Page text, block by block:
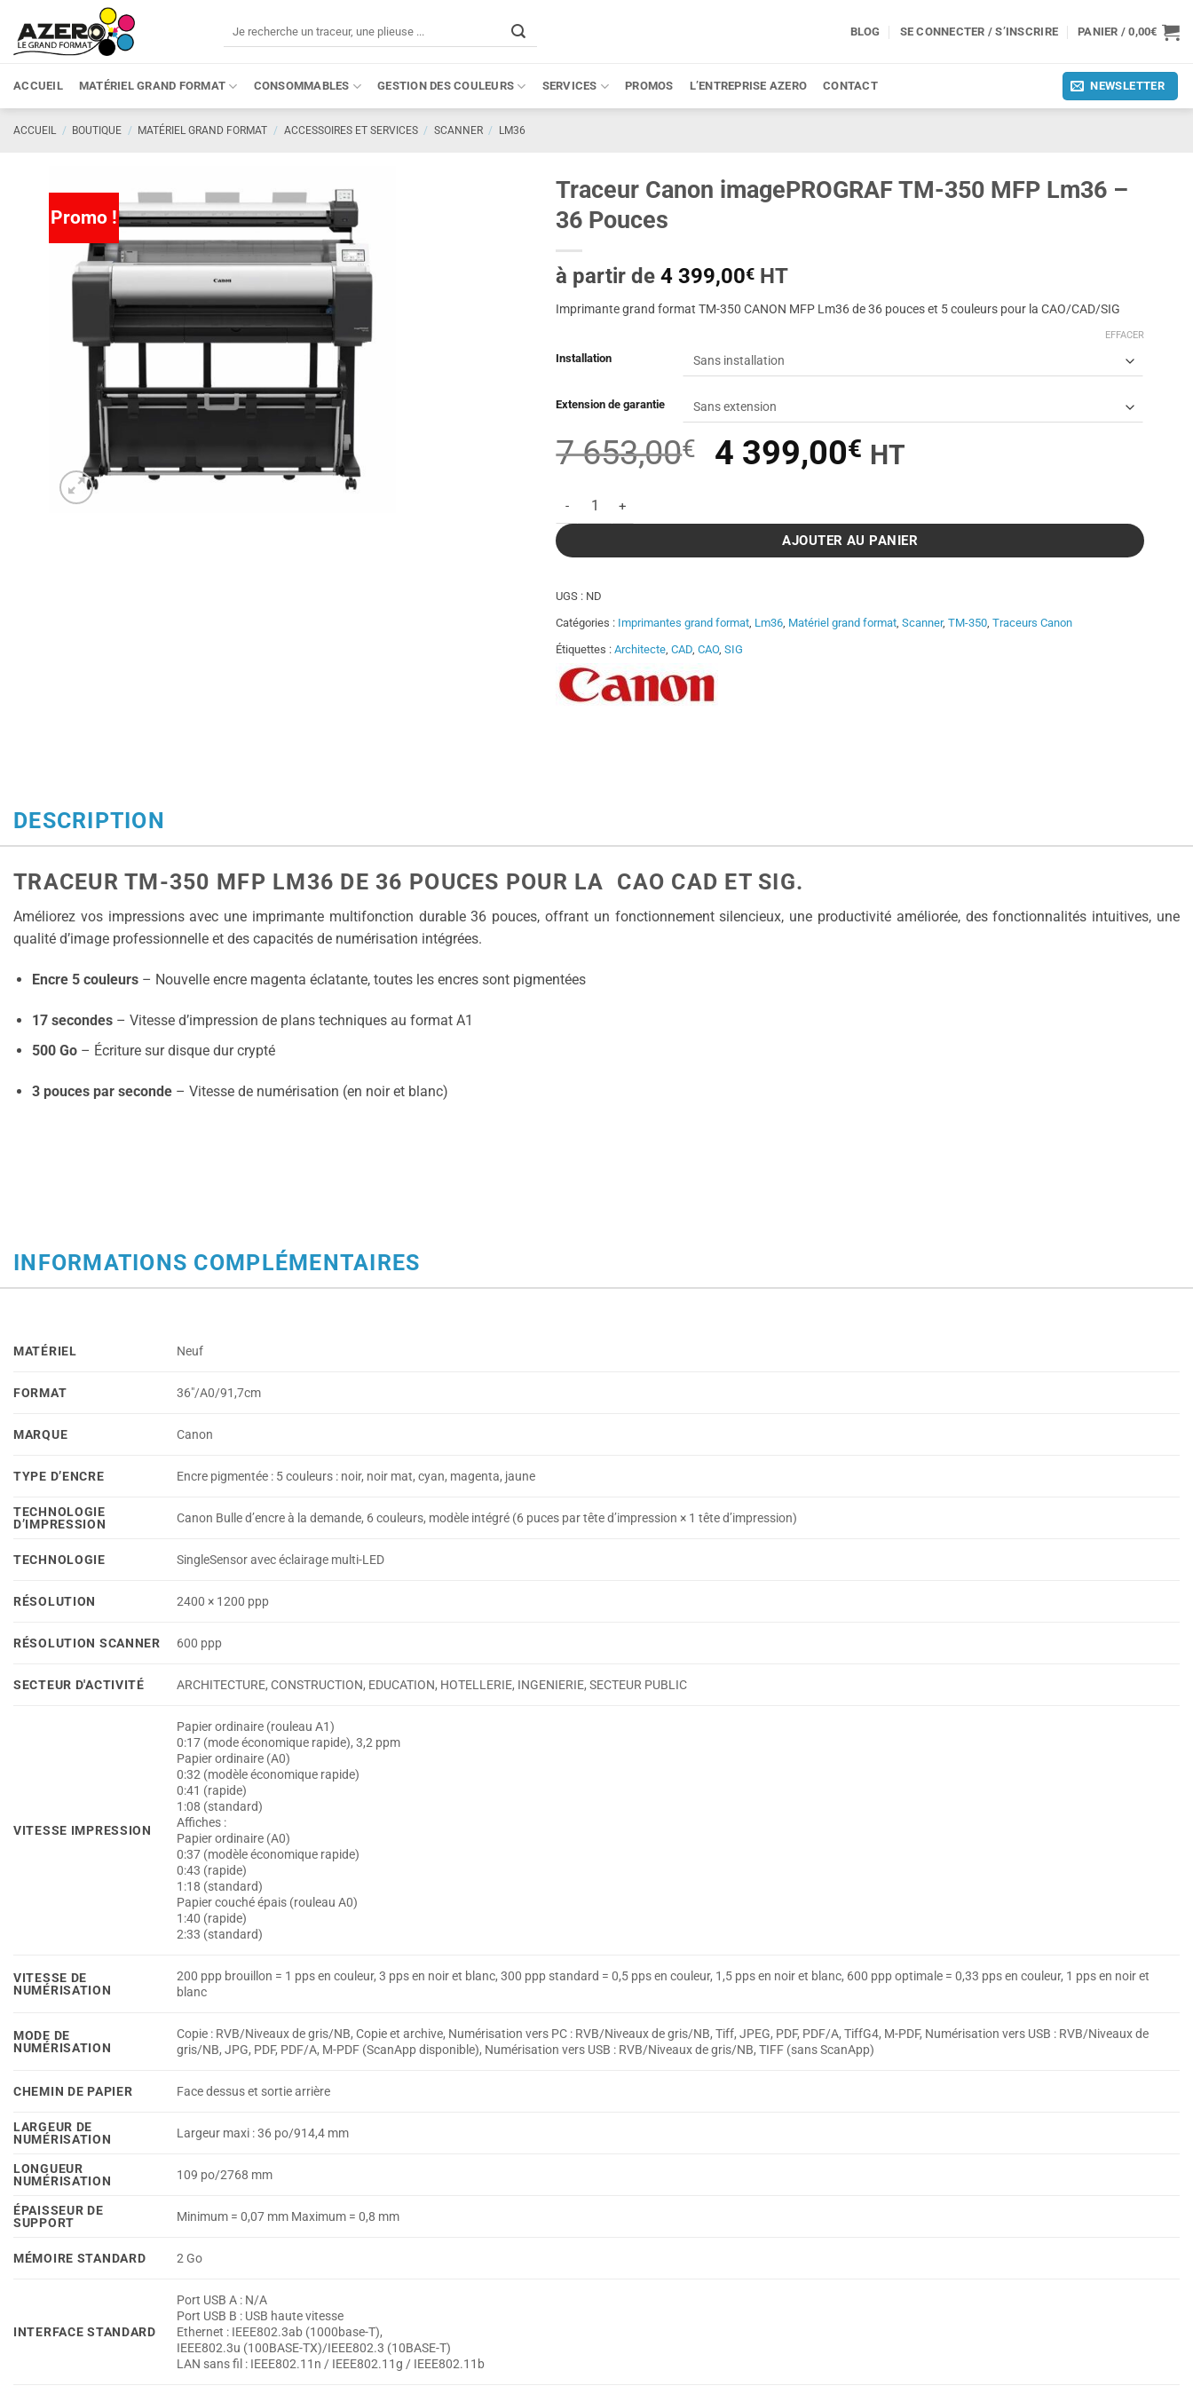
contenu
BLOG SE CONNECTER / S’INSCRIRE PANIER /0,00€
ACCUEIL MATÉRIEL GRAND FORMAT CONSOMMABLES GESTION DES COULEURS SERVICES PROMOS L’ENTREPRISE AZERO CONTACT NEWSLETTER
ACCUEIL / BOUTIQUE / MATÉRIEL GRAND FORMAT / ACCESSOIRES ET SERVICES / SCANNER / LM36
Promo !
Traceur Canon imagePROGRAF TM-350 MFP Lm36 –
36 Pouces
à partir de4 399,00€ HT
Imprimante grand format TM-350 CANON MFP Lm36 de 36 pouces et 5 couleurs pour la CAO/CAD/SIG
Installation
Extension de garantie
EFFACER
7 653,00€
Le
initial
était :
653,00€.
4 399,00€Le
actuel
est :
399,00€.
HT
quantité de Traceur Canon imagePROGRAF TM-350 MFP Lm36 - 36 Pouces
AJOUTER AU PANIER
UGS : ND
Catégories : Imprimantes grand format Lm36 Matériel grand format ,Scanner,TM-350 ,Traceurs Canon
Étiquettes :Architecte ,CAD ,CAO,SIG
DESCRIPTION
TRACEUR TM-350 MFP LM36 DE 36 POUCES POUR LA CAO CAD ET SIG.
Améliorez vos impressions avec une imprimante multifonction durable 36 pouces, offrant un fonctionnement silencieux, une productivité améliorée, des fonctionnalités intuitives, une
qualité d’image professionnelle et des capacités de numérisation intégrées.
Encre 5 couleurs– Nouvelle encre magenta éclatante, toutes les encres sont pigmentées
17 secondes– Vitesse d’impression de plans techniques au format A1
500 Go– Écriture sur disque dur crypté
3 pouces par seconde– Vitesse de numérisation (en noir et blanc)
INFORMATIONS COMPLÉMENTAIRES
MATÉRIEL Neuf
FORMAT 36"/A0/91,7cm
MARQUE Canon
TYPE D’ENCRE Encre pigmentée : 5 couleurs : noir, noir mat, cyan, magenta, jaune
TECHNOLOGIE
D’IMPRESSION
Canon Bulle d’encre à la demande, 6 couleurs, modèle intégré (6 puces par tête d’impression × 1 tête d’impression)
TECHNOLOGIE SingleSensor avec éclairage multi-LED
RÉSOLUTION 2400 × 1200 ppp
RÉSOLUTION SCANNER 600 ppp
SECTEUR D'ACTIVITÉ ARCHITECTURE, CONSTRUCTION, EDUCATION, HOTELLERIE, INGENIERIE, SECTEUR PUBLIC
VITESSE IMPRESSION
Papier ordinaire (rouleau A1)
0:17 (mode économique rapide), 3,2 ppm
Papier ordinaire (A0)
0:32 (modèle économique rapide)
0:41 (rapide)
1:08 (standard)
Affiches :
Papier ordinaire (A0)
0:37 (modèle économique rapide)
0:43 (rapide)
1:18 (standard)
Papier couché épais (rouleau A0)
1:40 (rapide)
2:33 (standard)
VITESSE DE
NUMÉRISATION
200 ppp brouillon = 1 pps en couleur, 3 pps en noir et blanc, 300 ppp standard = 0,5 pps en couleur, 1,5 pps en noir et blanc, 600 ppp optimale = 0,33 pps en couleur, 1 pps en noir et
blanc
MODE DE
NUMÉRISATION
Copie : RVB/Niveaux de gris/NB, Copie et archive, Numérisation vers PC : RVB/Niveaux de gris/NB, Tiff, JPEG, PDF, PDF/A, TiffG4, M-PDF, Numérisation vers USB : RVB/Niveaux de
gris/NB, JPG, PDF, PDF/A, M-PDF (ScanApp disponible), Numérisation vers USB : RVB/Niveaux de gris/NB, TIFF (sans ScanApp)
CHEMIN DE PAPIER Face dessus et sortie arrière
LARGEUR DE
NUMÉRISATION
Largeur maxi : 36 po/914,4 mm
LONGUEUR
NUMÉRISATION
109 po/2768 mm
ÉPAISSEUR DE
SUPPORT
Minimum = 0,07 mm Maximum = 0,8 mm
MÉMOIRE STANDARD 2 Go
INTERFACE STANDARD
Port USB A : N/A
Port USB B : USB haute vitesse
Ethernet : IEEE802.3ab (1000base-T),
IEEE802.3u (100BASE-TX)/IEEE802.3 (10BASE-T)
LAN sans fil : IEEE802.11n / IEEE802.11g / IEEE802.11b